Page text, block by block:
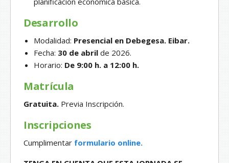
Desarrollo
Modalidad: Presencial en Debegesa. Eibar.
Fecha: 30 de abril de 2026.
Horario: De 9:00 h. a 12:00 h.
Matrícula
Gratuita. Previa Inscripción.
Inscripciones
Cumplimentar formulario online.